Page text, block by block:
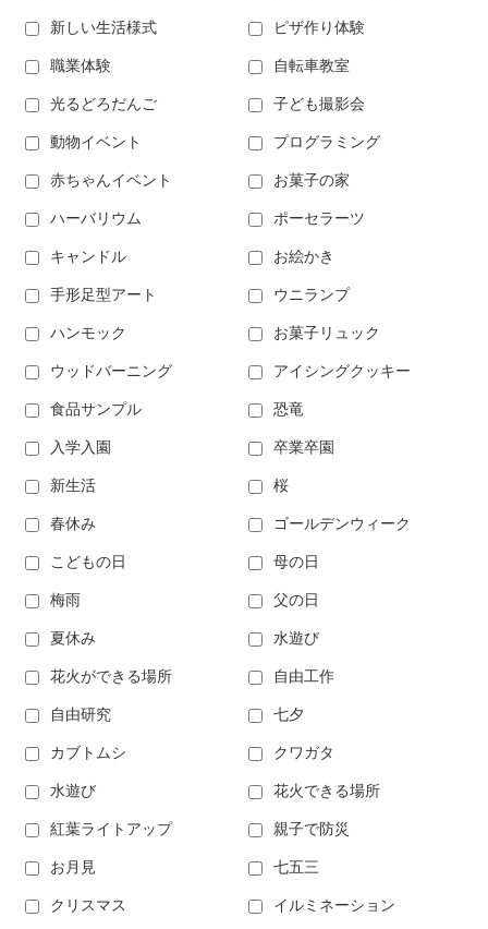
新しい生活様式 ピザ作り体験
職業体験 自転車教室
光るどろだんご 子ども撮影会
動物イベント プログラミング
赤ちゃんイベント お菓子の家
ハーバリウム ポーセラーツ
キャンドル お絵かき
手形足型アート ウニランプ
ハンモック お菓子リュック
ウッドバーニング アイシングクッキー
食品サンプル 恐竜
入学入園 卒業卒園
新生活 桜
春休み ゴールデンウィーク
こどもの日 母の日
梅雨 父の日
夏休み 水遊び
花火ができる場所 自由工作
自由研究 七夕
カブトムシ クワガタ
水遊び 花火できる場所
紅葉ライトアップ 親子で防災
お月見 七五三
クリスマス イルミネーション